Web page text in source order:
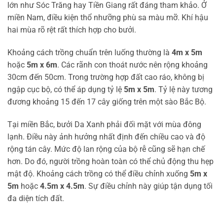
lớn như Sóc Trăng hay Tiền Giang rất đáng tham khảo. Ở
miền Nam, điều kiện thổ nhưỡng phù sa màu mỡ. Khí hậu
hai mùa rõ rệt rất thích hợp cho bưởi.
Khoảng cách trồng chuẩn trên luống thường là 4m x 5m
hoặc 5m x 6m. Các rãnh con thoát nước nên rộng khoảng
30cm đến 50cm. Trong trường hợp đất cao ráo, không bị
ngập cục bộ, có thể áp dụng tỷ lệ 5m x 5m. Tỷ lệ này tương
đương khoảng 15 đến 17 cây giống trên một sào Bắc Bộ.
Tại miền Bắc, bưởi Da Xanh phải đối mặt với mùa đông
lạnh. Điều này ảnh hưởng nhất định đến chiều cao và độ
rộng tán cây. Mức độ lan rộng của bộ rễ cũng sẽ hạn chế
hơn. Do đó, người trồng hoàn toàn có thể chủ động thu hẹp
mật độ. Khoảng cách trồng có thể điều chỉnh xuống 5m x
5m hoặc 4.5m x 4.5m. Sự điều chỉnh này giúp tận dụng tối
đa diện tích đất.